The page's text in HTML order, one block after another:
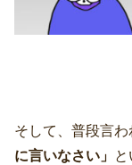
そして、普段言
に言いなさい」